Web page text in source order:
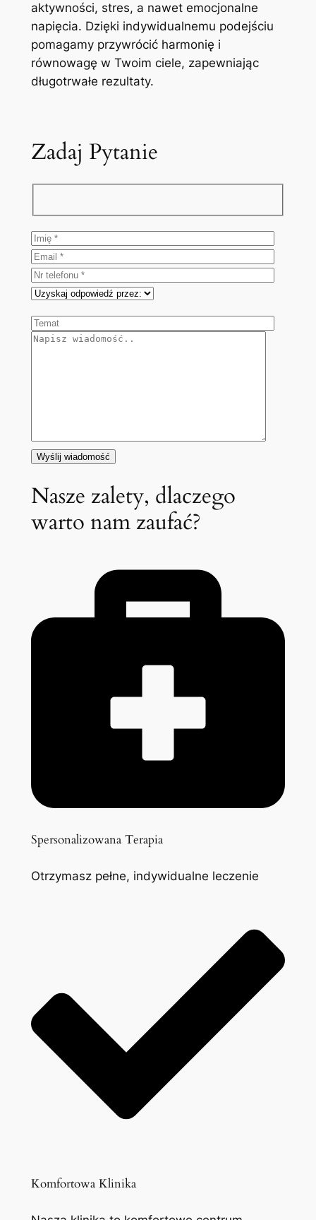
aktywności, stres, a nawet emocjonalne
napięcia. Dzięki indywidualnemu podejściu
pomagamy przywrócić harmonię i
równowagę w Twoim ciele, zapewniając
długotrwałe rezultaty.
Zadaj Pytanie
Nasze zalety, dlaczego
warto nam zaufać?
Spersonalizowana Terapia
Otrzymasz pełne, indywidualne leczenie
Komfortowa Klinika